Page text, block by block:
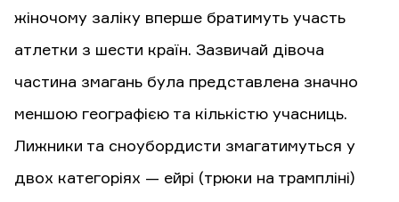
жіночому заліку вперше братимуть участь
атлетки з шести країн. Зазвичай дівоча
частина змагань була представлена значно
меншою географією та кількістю учасниць.
Лижники та сноубордисти змагатимуться у
двох категоріях — ейрі (трюки на трампліні)